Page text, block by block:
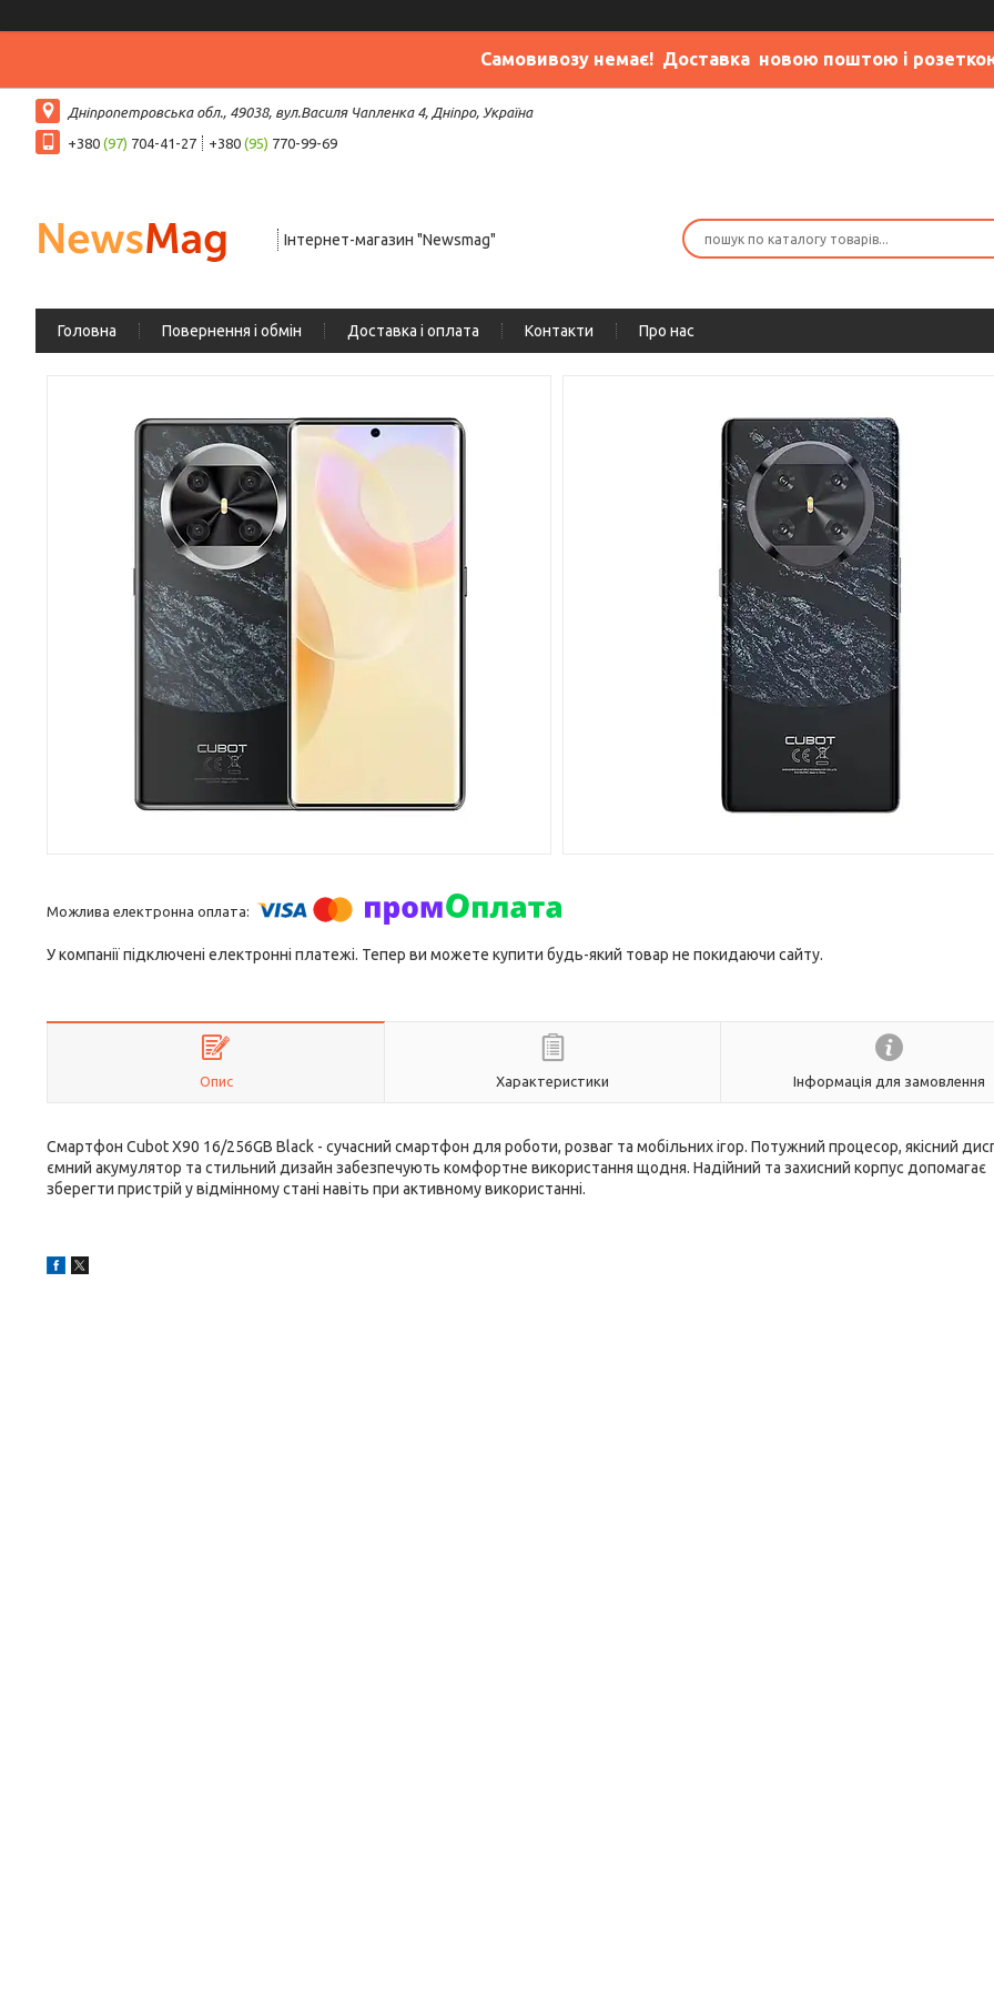
Самовивозу немає! Доставка новою поштою і
Дніпропетровська обл., 49038, вул.Василя Чапленка 4, Дніпро, Україна
+380 (97) 704-41-27 +380 (95) 770-99-69
Інтернет-магазин "Newsmag"
Головна Повернення і обмін Доставка і оплата Контакти Про нас
У компанії підключені електронні платежі. Тепер ви можете купити будь-який товар не покидаючи сайту.
Опис Характеристики Інформація для замовлення
Смартфон Cubot X90 16/256GB Black - сучасний смартфон для роботи, розваг та мобільних ігор. Потужний процесор, якісний
ємний акумулятор та стильний дизайн забезпечують комфортне використання щодня. Надійний та захисний корпус допомагає
зберегти пристрій у відмінному стані навіть при активному використанні.